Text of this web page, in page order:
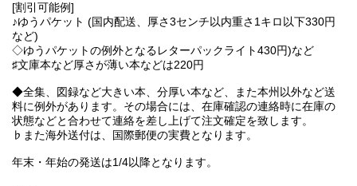
[割引可能例]
♪ゆうパケット (国内配送、厚さ3センチ以内重さ1キロ以下330円
など)
◇ゆうパケットの例外となるレターパックライト430円)など
♯文庫本など厚さが薄い本などは220円
◆全集、図録など大きい本、分厚い本など、また本州以外など送
料に例外があります。その場合には、在庫確認の連絡時に在庫の
状態などと合わせて連絡を差し上げて注文確定を致します。
♭また海外送付は、国際郵便の実費となります。
年末・年始の発送は1/4以降となります。